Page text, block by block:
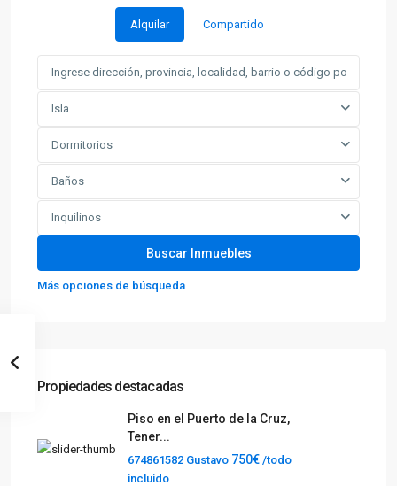
Alquilar Compartido
Isla
Dormitorios
Baños
Inquilinos
Más opciones de búsqueda
Propiedades destacadas
Piso en el Puerto de la Cruz,
Tener...
674861582 Gustavo 750€ /todo
incluido